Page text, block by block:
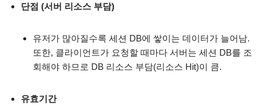
단점 (서버 리소스 부담)
유저가 많아질수록 세션 DB에 쌓이는 데이터가 늘어남.
또한, 클라이언트가 요청할 때마다 서버는 세션 DB를 조
회해야 하므로 DB 리소스 부담(리소스 Hit)이 큼.
유효기간